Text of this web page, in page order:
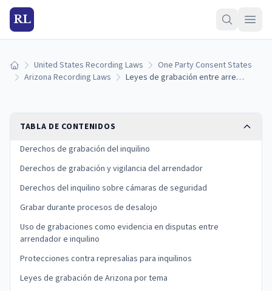
RL
Inicio United States Recording Laws
One Party Consent States
Arizona Recording Laws
Leyes de grabación entre arrendador e inquilino en Arizona: derechos de inquilinos y propietarios
TABLA DE CONTENIDOS
Derechos de grabación del inquilino
Derechos de grabación y vigilancia del arrendador
Derechos del inquilino sobre cámaras de seguridad
Grabar durante procesos de desalojo
Uso de grabaciones como evidencia en disputas entre
arrendador e inquilino
Protecciones contra represalias para inquilinos
Leyes de grabación de Arizona por tema